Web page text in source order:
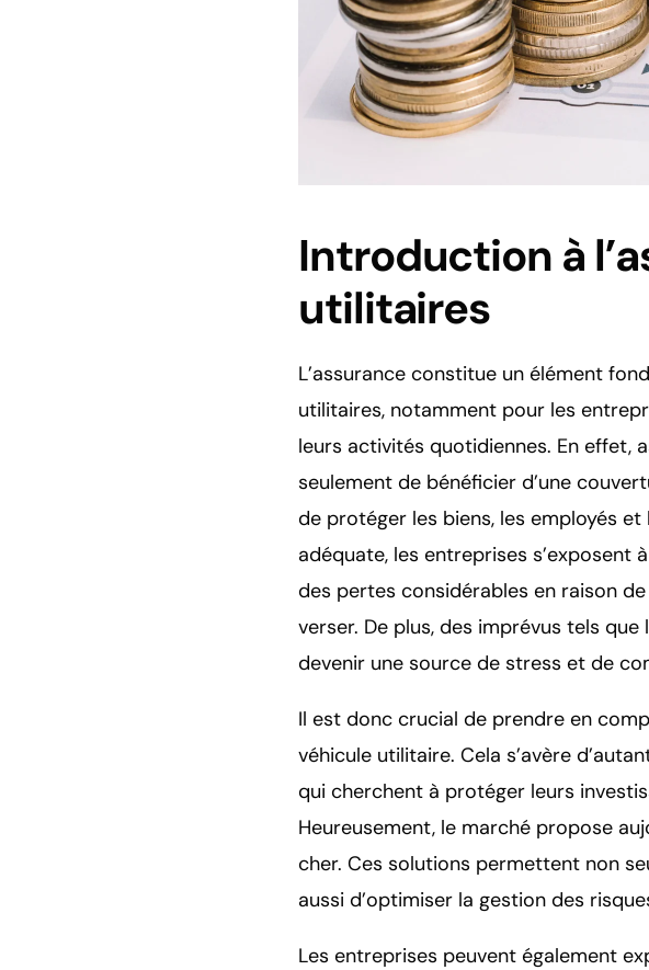
Introduction à
utilitaires
L’assurance constitue un élément
utilitaires, notamment pour les
leurs activités quotidiennes. En effet,
seulement de bénéficier d’une
de protéger les biens, les employés et
adéquate, les entreprises s’exposent
des pertes considérables en raison
verser. De plus, des imprévus tels
devenir une source de stress et de
Il est donc crucial de prendre en
véhicule utilitaire. Cela s’avère
qui cherchent à protéger leurs
Heureusement, le marché propose
cher. Ces solutions permettent non
aussi d’optimiser la gestion des
Les entreprises peuvent également